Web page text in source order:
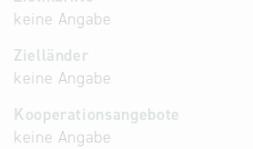
keine Angabe
Zielländer
keine Angabe
Kooperationsangebote
keine Angabe